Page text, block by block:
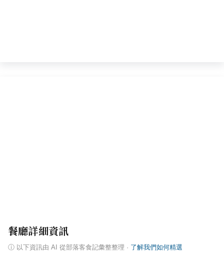
餐廳詳細資訊
ⓘ 以下資訊由 AI 從部落客食記彙整整理 · 了解我們如何精選